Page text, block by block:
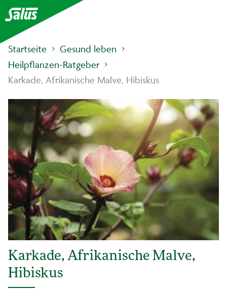
Startseite
Gesund leben
Heilpflanzen-Ratgeber
Karkade, Afrikanische Malve, Hibiskus
Karkade, Afrikanische Malve,
Hibiskus